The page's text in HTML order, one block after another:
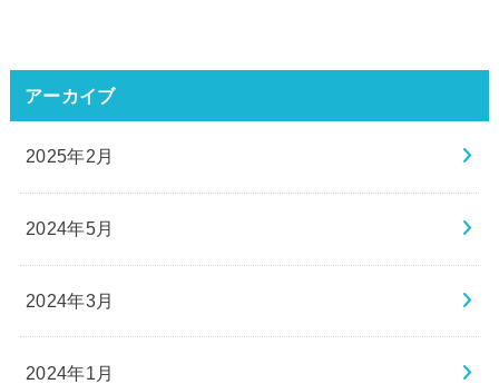
アーカイブ
2025年2月
2024年5月
2024年3月
2024年1月